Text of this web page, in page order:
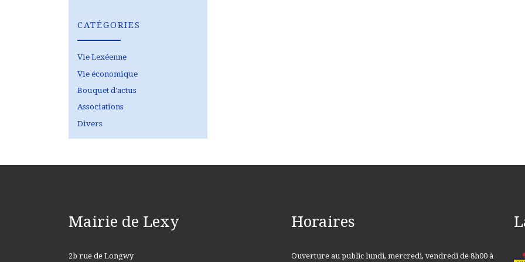
CATÉGORIES
Vie Lexéenne
Vie économique
Bouquet d’actus
Associations
Divers
Mairie de Lexy
2b rue de Longwy
Horaires
Ouverture au public lundi, mercredi, vendredi de 8h00 à